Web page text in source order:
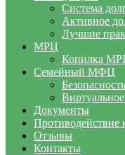
Система
Активное
Лучшие
МРЦ
Копилка
Семейный МФЦ
Безопасность
Документы
Противодействие
Отзывы
Контакты